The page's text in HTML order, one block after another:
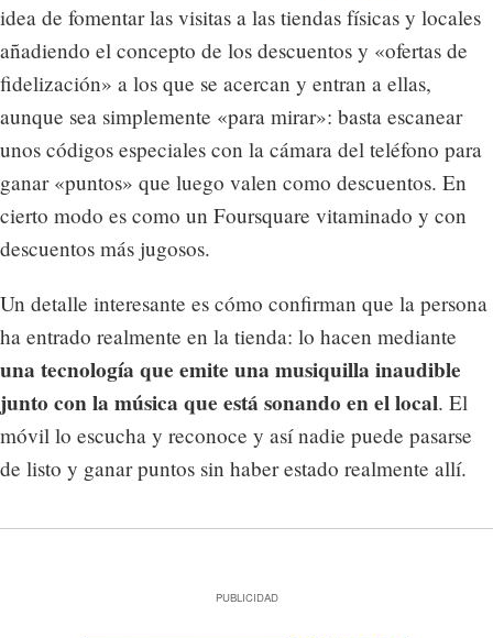
idea de fomentar las visitas a las tiendas físicas y locales
añadiendo el concepto de los descuentos y «ofertas de
fidelización» a los que se acercan y entran a ellas,
aunque sea simplemente «para mirar»: basta escanear
unos códigos especiales con la cámara del teléfono para
ganar «puntos» que luego valen como descuentos. En
cierto modo es como un Foursquare vitaminado y con
descuentos más jugosos.
Un detalle interesante es cómo confirman que la persona
ha entrado realmente en la tienda: lo hacen mediante
una tecnología que emite una musiquilla inaudible
junto con la música que está sonando en el local. El
móvil lo escucha y reconoce y así nadie puede pasarse
de listo y ganar puntos sin haber estado realmente allí.
PUBLICIDAD